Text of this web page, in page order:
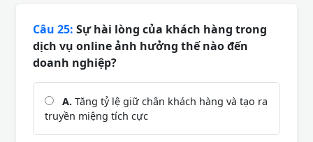
Câu 25: Sự hài lòng của khách hàng trong
dịch vụ online ảnh hưởng thế nào đến
doanh nghiệp?
A. Tăng tỷ lệ giữ chân khách hàng và tạo ra
truyền miệng tích cực